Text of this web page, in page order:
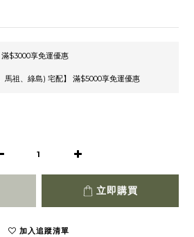
$3000享免運優惠
馬祖、綠島) 宅配】 滿$5000享免運優惠
立即購買
加入追蹤清單